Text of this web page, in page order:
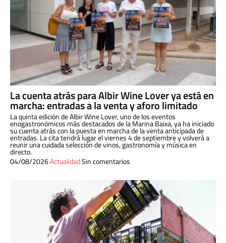
La cuenta atrás para Albir Wine Lover ya está en
marcha: entradas a la venta y aforo limitado
La quinta edición de Albir Wine Lover, uno de los eventos
enogastronómicos más destacados de la Marina Baixa, ya ha iniciado
su cuenta atrás con la puesta en marcha de la venta anticipada de
entradas. La cita tendrá lugar el viernes 4 de septiembre y volverá a
reunir una cuidada selección de vinos, gastronomía y música en
directo.
04/08/2026ActualidadSin comentarios